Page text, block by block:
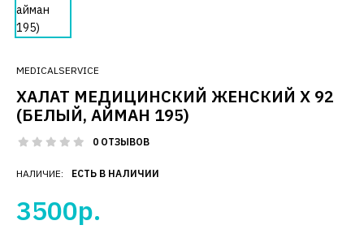
MEDICALSERVICE
ХАЛАТ МЕДИЦИНСКИЙ ЖЕНСКИЙ X 92
(БЕЛЫЙ, АЙМАН 195)
0 ОТЗЫВОВ
НАЛИЧИЕ: ЕСТЬ В НАЛИЧИИ
3500р.